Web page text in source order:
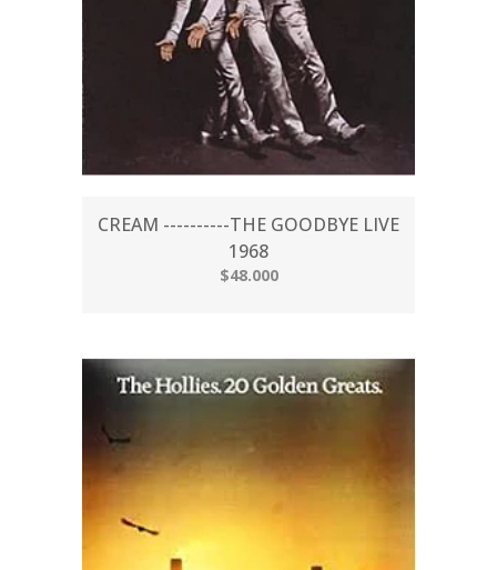
CREAM ----------THE GOODBYE LIVE
1968
$48.000